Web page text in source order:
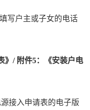
写户主或子女的电话
》/ 附件5：《安装户电
接入申请表的电子版